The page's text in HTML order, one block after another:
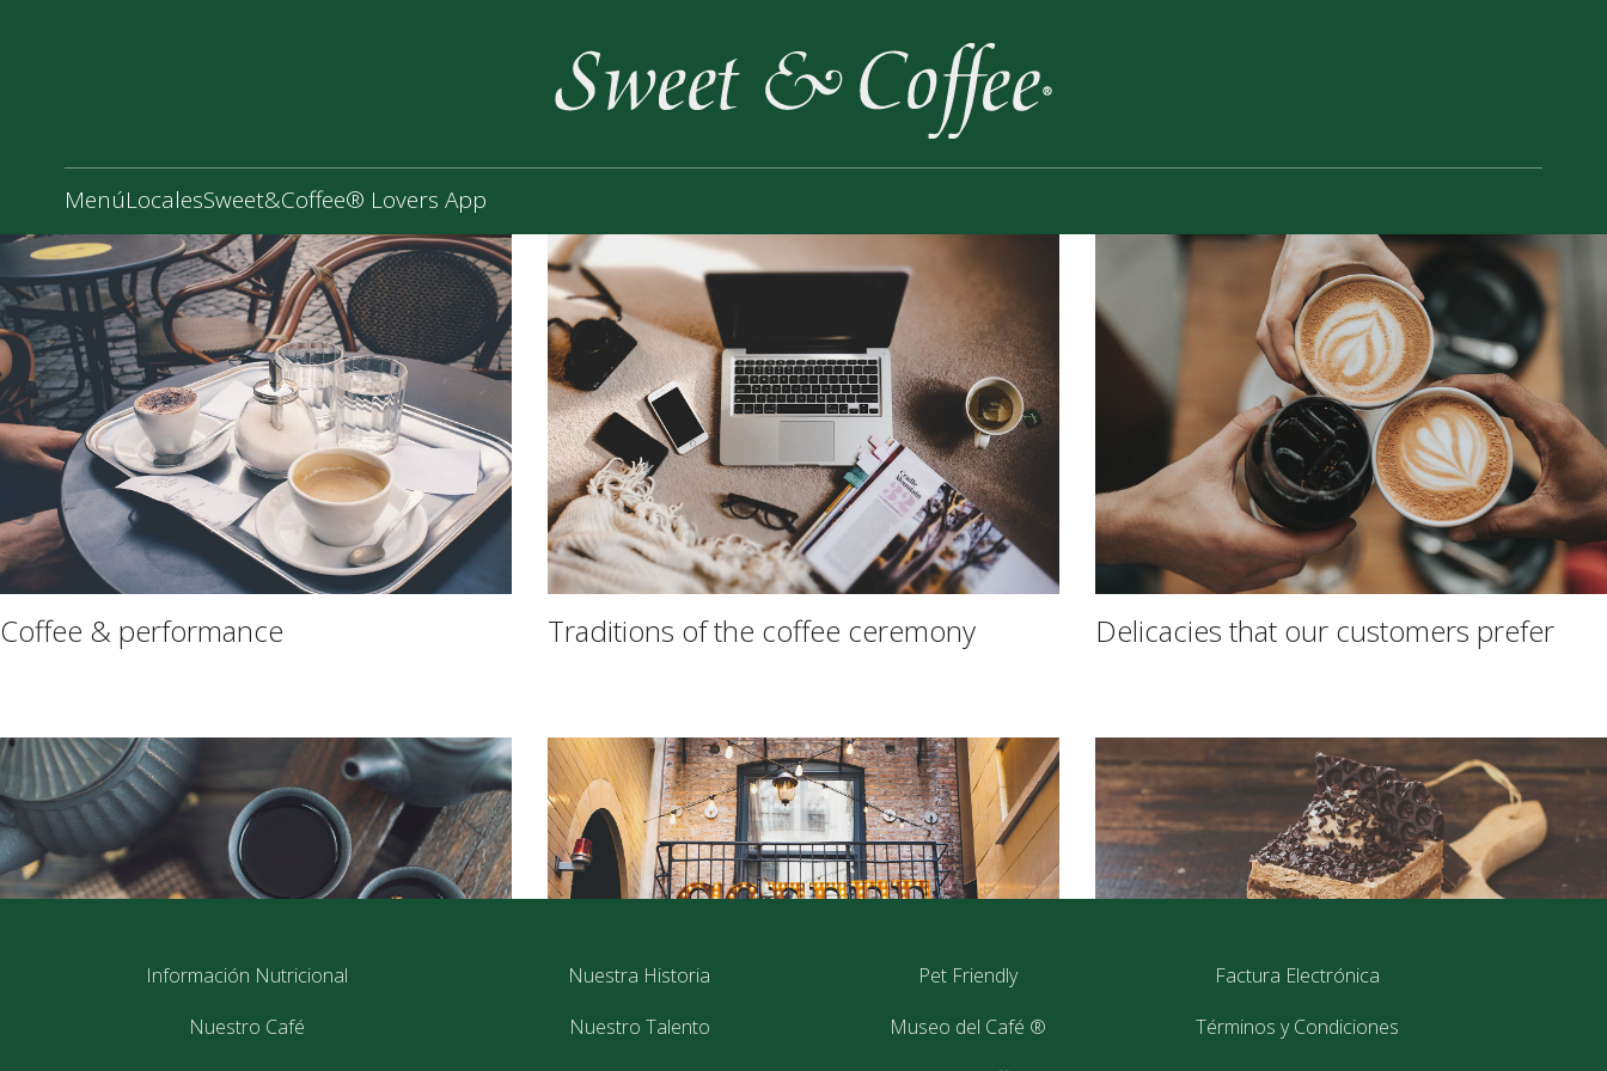
MenúLocalesSweet&Coffee® Lovers App
Coffee & performance Traditions of the coffee ceremony Delicacies that our customers prefer
Información Nutricional
Nuestro Café
Nuestra Historia
Nuestro Talento
Pet Friendly
Museo del Café ®
Factura Electrónica
Términos y Condiciones